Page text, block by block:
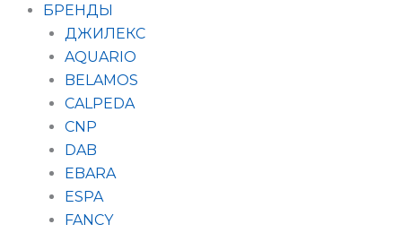
БРЕНДЫ
ДЖИЛЕКС
AQUARIO
BELAMOS
CALPEDA
CNP
DAB
EBARA
ESPA
FANCY